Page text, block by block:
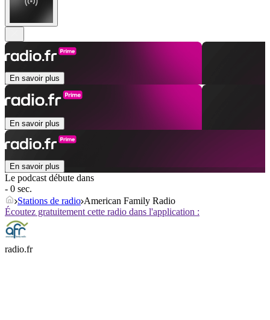
En savoir plus
En savoir plus
En savoir plus
Le podcast débute dans
- 0 sec.
Stations de radio American Family Radio
Écoutez gratuitement cette radio dans l'application :
radio.fr